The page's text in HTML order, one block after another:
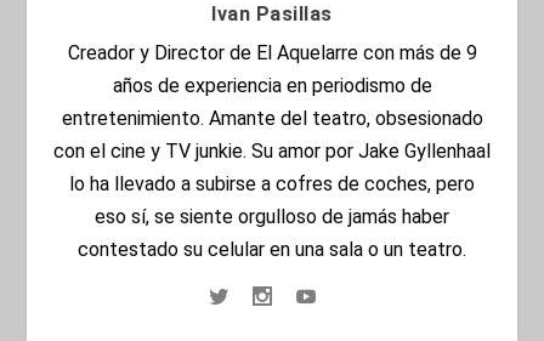
Ivan Pasillas
Creador y Director de El Aquelarre con más de 9
años de experiencia en periodismo de
entretenimiento. Amante del teatro, obsesionado
con el cine y TV junkie. Su amor por Jake Gyllenhaal
lo ha llevado a subirse a cofres de coches, pero
eso sí, se siente orgulloso de jamás haber
contestado su celular en una sala o un teatro.